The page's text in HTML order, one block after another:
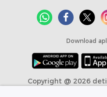
Download
Copyright @ 2026